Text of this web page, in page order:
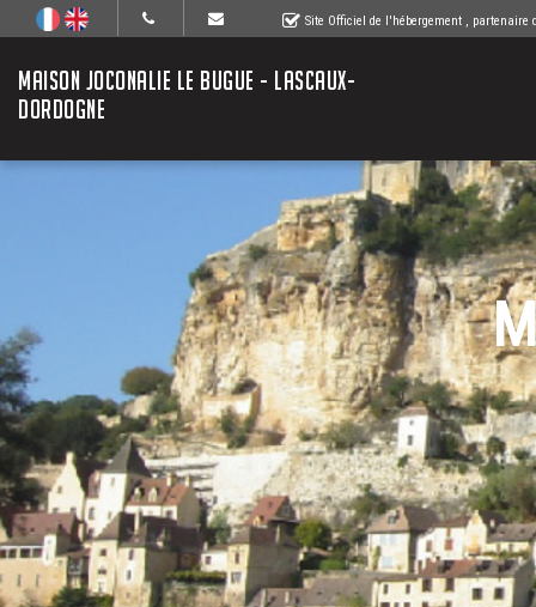
Site Officiel de l'hébergement , partenaire
MAISON JOCONALIE LE BUGUE - LASCAUX-
DORDOGNE